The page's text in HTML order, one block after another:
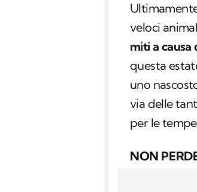
veloci
miti a
questa
uno
via delle
per le
NON